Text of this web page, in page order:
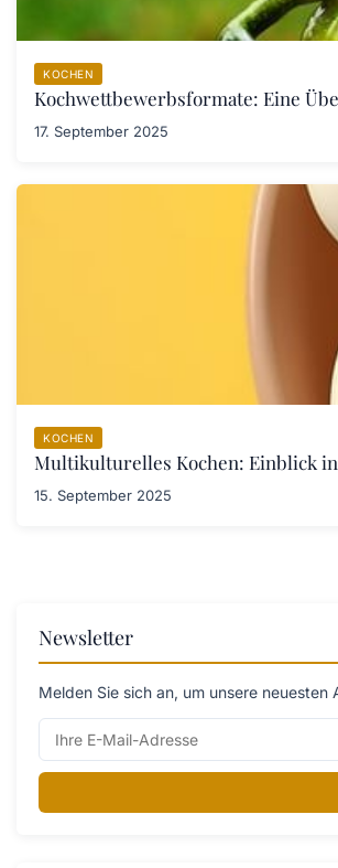
KOCHEN
Kochwettbewerbsformate: Eine
17. September 2025
KOCHEN
Multikulturelles Kochen: Einblick
15. September 2025
Newsletter
Melden Sie sich an, um unsere